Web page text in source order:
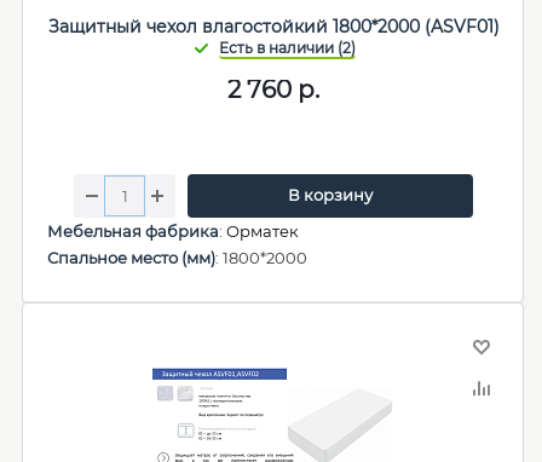
Защитный чехол влагостойкий 1800*2000 (ASVF01)
2 760 р.
В корзину
Мебельная фабрика: Орматек
Спальное место (мм): 1800*2000